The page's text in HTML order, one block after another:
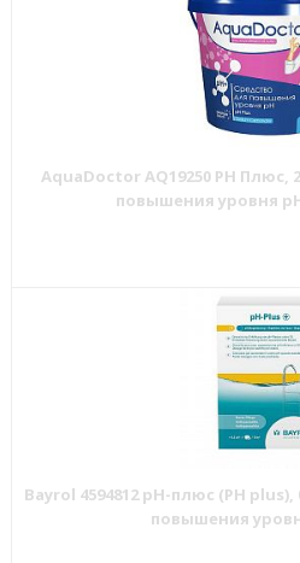
AquaDoctor AQ19250 PH Плюс,
повышения уровня
Bayrol 4594812 pН-плюс (PH
повышения